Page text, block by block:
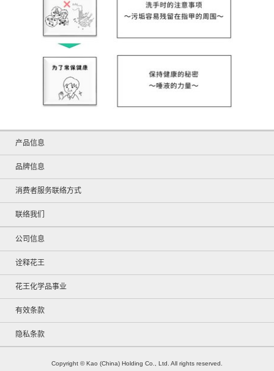
产品信息
品牌信息
消费者服务联络方式
联络我们
公司信息
诠释花王
花王化学品事业
有效条款
隐私条款
Copyright © Kao (China) Holding Co., Ltd. All rights reserved.